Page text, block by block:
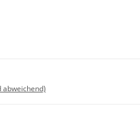
abweichend)